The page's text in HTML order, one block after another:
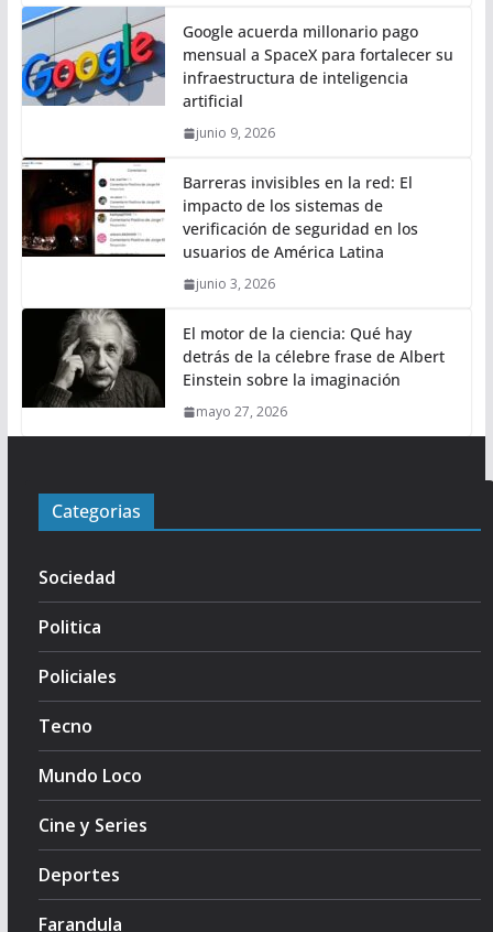
Google acuerda millonario pago
mensual a SpaceX para fortalecer su
infraestructura de inteligencia
artificial
junio 9, 2026
Barreras invisibles en la red: El
impacto de los sistemas de
verificación de seguridad en los
usuarios de América Latina
junio 3, 2026
El motor de la ciencia: Qué hay
detrás de la célebre frase de Albert
Einstein sobre la imaginación
mayo 27, 2026
Categorias
Sociedad
Politica
Policiales
Tecno
Mundo Loco
Cine y Series
Deportes
Farandula